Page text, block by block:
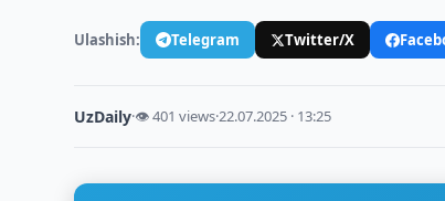
Ulashish: Telegram Twitter/X
UzDaily·👁 401 views·22.07.2025 · 13:25